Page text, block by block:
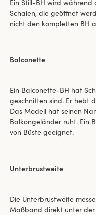
Ein Still-BH wird
Schalen, die geöffnet
nicht den kompletten BH
Balconette
Ein Balconette-BH hat
geschnitten sind. Er hebt
Das Modell hat seinen
Balkongeländer ruht. Ein
von Büste geeignet.
Unterbrustweite
Die Unterbrustweite
Maßband direkt unter der